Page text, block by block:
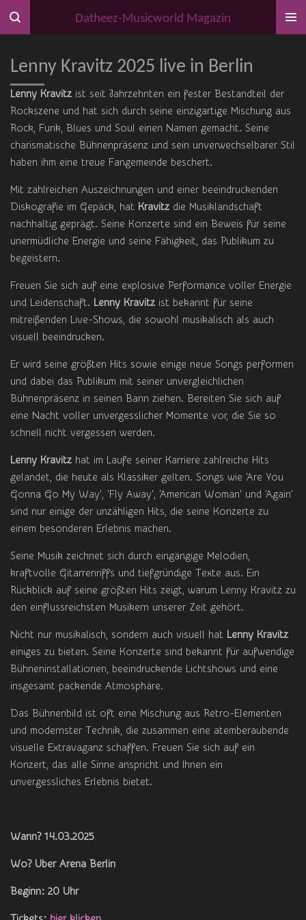
Zum
Hauptinhalt
Datheez-Musicworld Magazin
Lenny Kravitz 2025 live in Berlin
Lenny Kravitz ist seit Jahrzehnten ein fester Bestandteil der
Rockszene und hat sich durch seine einzigartige Mischung aus
Rock, Funk, Blues und Soul einen Namen gemacht. Seine
charismatische Bühnenpräsenz und sein unverwechselbarer Stil
haben ihm eine treue Fangemeinde beschert.
Mit zahlreichen Auszeichnungen und einer beeindruckenden
Diskografie im Gepäck, hat Kravitz die Musiklandschaft
nachhaltig geprägt. Seine Konzerte sind ein Beweis für seine
unermüdliche Energie und seine Fähigkeit, das Publikum zu
begeistern.
Freuen Sie sich auf eine explosive Performance voller Energie
und Leidenschaft. Lenny Kravitz ist bekannt für seine
mitreißenden Live-Shows, die sowohl musikalisch als auch
visuell beeindrucken.
Er wird seine größten Hits sowie einige neue Songs performen
und dabei das Publikum mit seiner unvergleichlichen
Bühnenpräsenz in seinen Bann ziehen. Bereiten Sie sich auf
eine Nacht voller unvergesslicher Momente vor, die Sie so
schnell nicht vergessen werden.
Lenny Kravitz hat im Laufe seiner Karriere zahlreiche Hits
gelandet, die heute als Klassiker gelten. Songs wie 'Are You
Gonna Go My Way', 'Fly Away', 'American Woman' und 'Again'
sind nur einige der unzähligen Hits, die seine Konzerte zu
einem besonderen Erlebnis machen.
Seine Musik zeichnet sich durch eingängige Melodien,
kraftvolle Gitarrenriffs und tiefgründige Texte aus. Ein
Rückblick auf seine größten Hits zeigt, warum Lenny Kravitz zu
den einflussreichsten Musikern unserer Zeit gehört.
Nicht nur musikalisch, sondern auch visuell hat Lenny Kravitz
einiges zu bieten. Seine Konzerte sind bekannt für aufwendige
Bühneninstallationen, beeindruckende Lichtshows und eine
insgesamt packende Atmosphäre.
Das Bühnenbild ist oft eine Mischung aus Retro-Elementen
und modernster Technik, die zusammen eine atemberaubende
visuelle Extravaganz schaffen. Freuen Sie sich auf ein
Konzert, das alle Sinne anspricht und Ihnen ein
unvergessliches Erlebnis bietet.
Wann? 14.03.2025
Wo? Uber Arena Berlin
Beginn: 20 Uhr